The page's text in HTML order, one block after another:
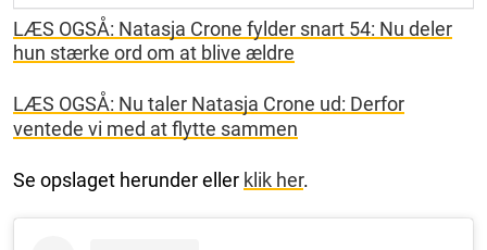
LÆS OGSÅ: Natasja Crone fylder snart 54: Nu deler
hun stærke ord om at blive ældre
LÆS OGSÅ: Nu taler Natasja Crone ud: Derfor
ventede vi med at flytte sammen
Se opslaget herunder eller klik her.